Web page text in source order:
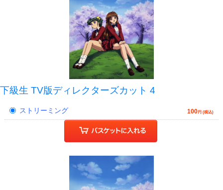
下級生 TV版ディレクターズカット 4
ストリーミング 100円 (税込)